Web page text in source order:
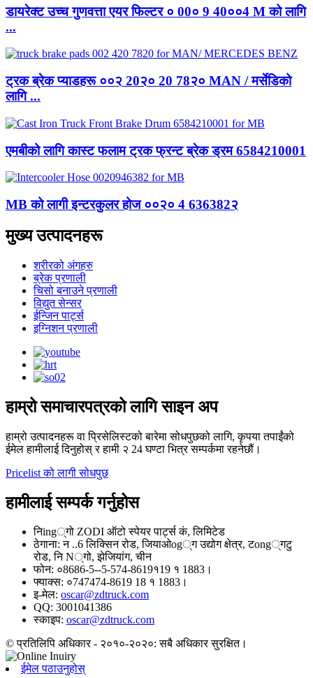
डायरेक्ट उच्च गुणवत्ता एयर फिल्टर ० 00० 9 40००4 M को लागि
...
ट्रक ब्रेक प्याडहरू ००२ 20२० 20 78२० MAN / मर्सेडिको
लागि ...
एमबीको लागि कास्ट फलाम ट्रक फ्रन्ट ब्रेक ड्रम 6584210001
MB को लागी इन्टरकुलर होज ००२० 4 636382२
मुख्य उत्पादनहरू
शरीरको अंगहरु
ब्रेक प्रणाली
चिसो बनाउने प्रणाली
विद्युत सेन्सर
ईन्जिन पार्ट्स
इग्निशन प्रणाली
हाम्रो समाचारपत्रको लागि साइन अप
हाम्रो उत्पादनहरू वा प्रिसेलिस्टको बारेमा सोधपुछको लागि, कृपया तपाईंको
ईमेल हामीलाई दिनुहोस् र हामी २ 24 घण्टा भित्र सम्पर्कमा रहनेछौं।
Pricelist को लागी सोधपुछ
हामीलाई सम्पर्क गर्नुहोस
निing्गो ZODI ऑटो स्पेयर पार्ट्स कं, लिमिटेड
ठेगाना: न ..6 लिक्सिन रोड, जियाओog्ग उद्योग क्षेत्र, टong्गटु
रोड, नि N्गो, झेजियांग, चीन
फोन: ०8686-5--5-574-8619१19 १ 1883।
फ्याक्स: ०747474-8619 18 १ 1883।
इ-मेल: oscar@zdtruck.com
QQ: 3001041386
स्काइप: oscar@zdtruck.com
© प्रतिलिपि अधिकार - २०१०-२०२०: सबै अधिकार सुरक्षित।
ईमेल पठाउनुहोस्